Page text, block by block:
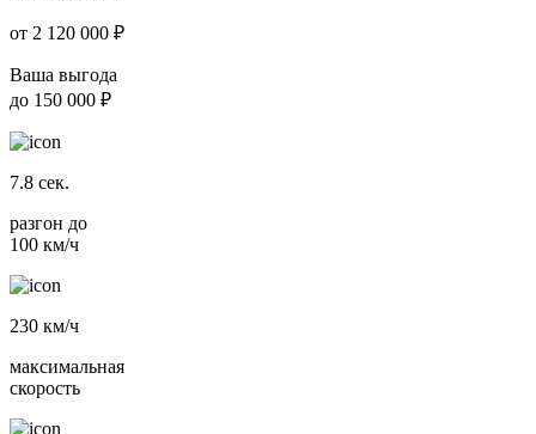
от 2 120 000 ₽
Ваша выгода
до 150 000 ₽
7.8 сек.
разгон до
100 км/ч
230 км/ч
максимальная
скорость